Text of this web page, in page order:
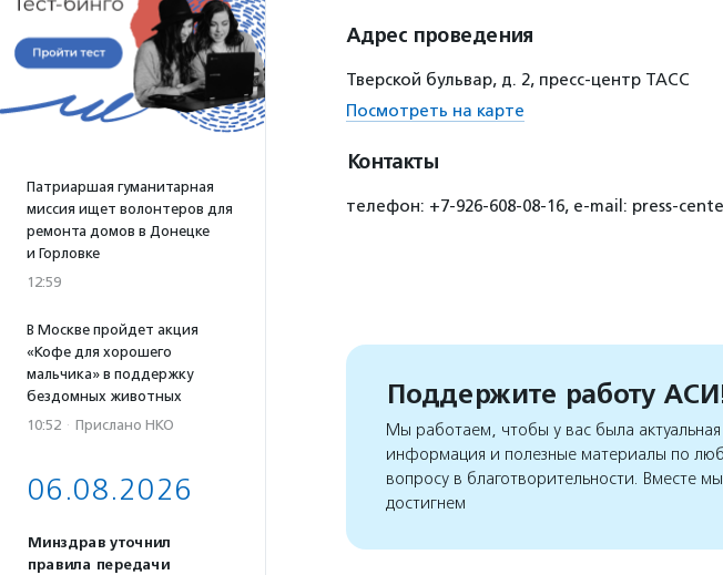
Патриаршая гуманитарная
миссия ищет волонтеров для
ремонта домов в Донецке
и Горловке
12:59
В Москве пройдет акция
«Кофе для хорошего
мальчика» в поддержку
бездомных животных
10:52 · Прислано НКО
06.08.2026
Минздрав уточнил
правила передачи
Адрес проведения
Тверской бульвар, д. 2, пресс-центр ТАСС
Посмотреть на карте
Контакты
телефон: +7-926-608-08-16, e-mail: press-
Поддержите работу
Мы работаем, чтобы у вас была актуальная
информация и полезные материалы по
вопросу в благотворительности. Вместе мы
достигнем